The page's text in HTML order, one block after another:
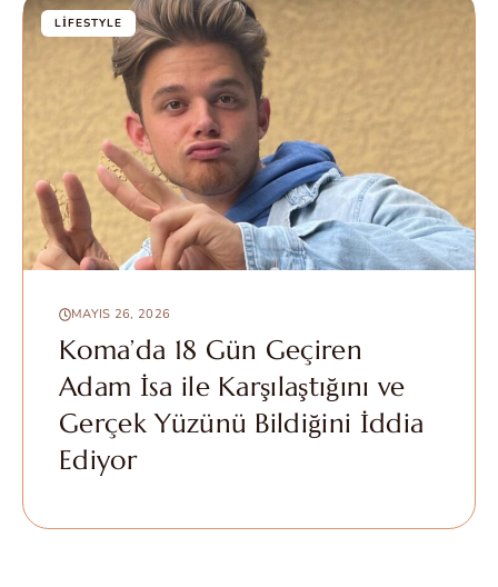
LIFESTYLE
MAYIS 26, 2026
Koma’da 18 Gün Geçiren
Adam İsa ile Karşılaştığını ve
Gerçek Yüzünü Bildiğini İddia
Ediyor